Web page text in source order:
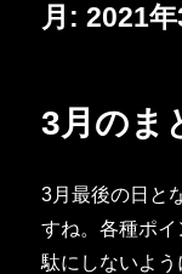
月:2021年
3月のま
3月最後の日と
すね。各種ポ
駄にしないよう